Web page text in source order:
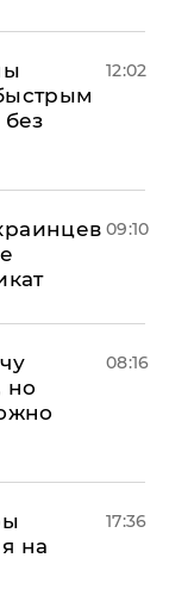
12:02
09:10
но
08:16
на
17:36